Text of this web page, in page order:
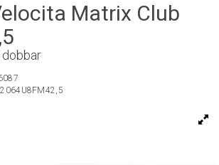
Matrix Club